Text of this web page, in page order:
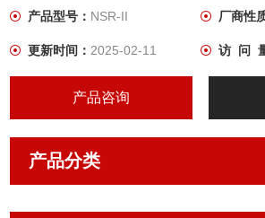
产品型号： NSR-II 厂商性
更新时间：2025-02-11 访 问
产品咨询
产品分类